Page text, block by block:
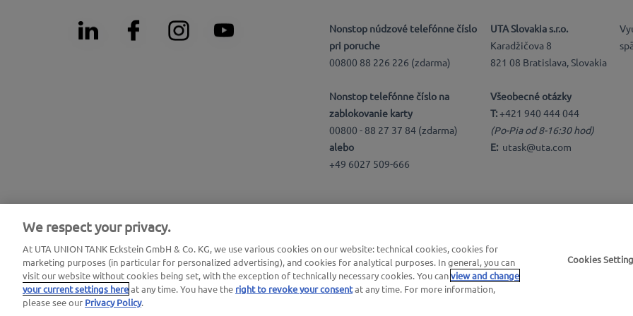
Nonstop núdzové telefónne číslo
pri poruche
00800 88 226 226 (zdarma)
Nonstop telefónne číslo na
zablokovanie karty
00800 - 88 27 37 84 (zdarma)
alebo
+49 6027 509-666
UTA Slovakia s.r.o.
Karadžičova 8
821 08 Bratislava, Slovakia
Všeobecné otázky
T:+421 940 444 044
(Po-Pia od 8-16:30 hod)
E: utask@uta.com
Právne oznámenia |Ochrana osobných údajov |Všeobecné obchodné podmienky |Užívateľské podmienky
We respect your privacy.
At UTA UNION TANK Eckstein GmbH & Co. KG, we use various cookies on our website: technical cookies, cookies for
marketing purposes (in particular for personalized advertising), and cookies for analytical purposes. In general, you can
visit our website without cookies being set, with the exception of technically necessary cookies. You canview and change
your current settings hereat any time. You have the right to revoke your consentat any time. For more information,
please see our Privacy Policy.
Cookies